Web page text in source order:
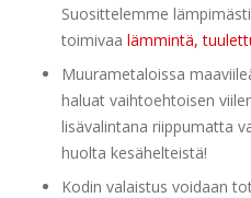
Suosittelemme
toimivaa lämmintä,
Muurametaloissa
haluat vaihtoehtoisen
lisävalintana riippumatta
huolta kesähelteistä!
Kodin valaistus voidaan